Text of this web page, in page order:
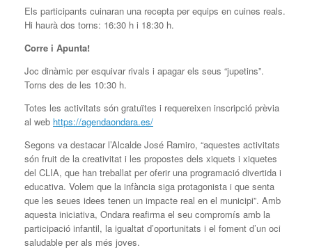
Els participants cuinaran una recepta per equips en cuines reals.
Hi haurà dos torns: 16:30 h i 18:30 h.
Corre i Apunta!
Joc dinàmic per esquivar rivals i apagar els seus “jupetins”.
Torns des de les 10:30 h.
Totes les activitats són gratuïtes i requereixen inscripció prèvia
al web https://agendaondara.es/
Segons va destacar l’Alcalde José Ramiro, “aquestes activitats
són fruit de la creativitat i les propostes dels xiquets i xiquetes
del CLIA, que han treballat per oferir una programació divertida i
educativa. Volem que la infància siga protagonista i que senta
que les seues idees tenen un impacte real en el municipi”. Amb
aquesta iniciativa, Ondara reafirma el seu compromís amb la
participació infantil, la igualtat d’oportunitats i el foment d’un oci
saludable per als més joves.